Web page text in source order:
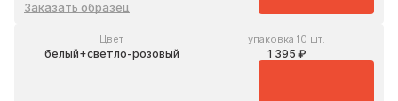
Заказать образец
Цвет
белый+светло-розовый
упаковка 10 шт.
1 395 ₽